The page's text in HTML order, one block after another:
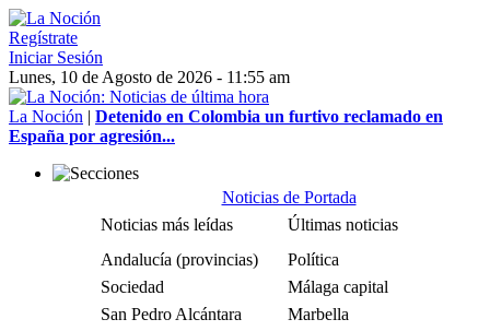
Regístrate
Iniciar Sesión
Lunes, 10 de Agosto de 2026 - 11:55 am
La Noción | Detenido en Colombia un furtivo reclamado en
España por agresión...
Noticias de Portada
Noticias más leídas
Últimas noticias
Andalucía (provincias)
Política
Sociedad
Málaga capital
San Pedro Alcántara
Marbella